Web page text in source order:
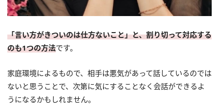
「言い方がきついのは仕方ないこと」と、割り切って対応する
のも1つの方法です。
家庭環境によるもので、相手は悪気があって話しているのでは
ないと思うことで、次第に気にすることなく会話ができるよ
うになるかもしれません。